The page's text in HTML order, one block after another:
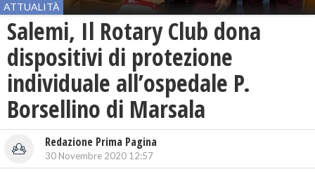
ATTUALITÀ
Salemi, Il Rotary Club dona
dispositivi di protezione
individuale all’ospedale P.
Borsellino di Marsala
Redazione Prima Pagina
30 Novembre 2020 12:57